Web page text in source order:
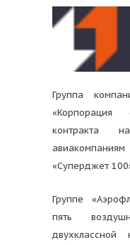
Группа
«Корпорация
контракта
«Суперджет
Группе
пять
двухклассной